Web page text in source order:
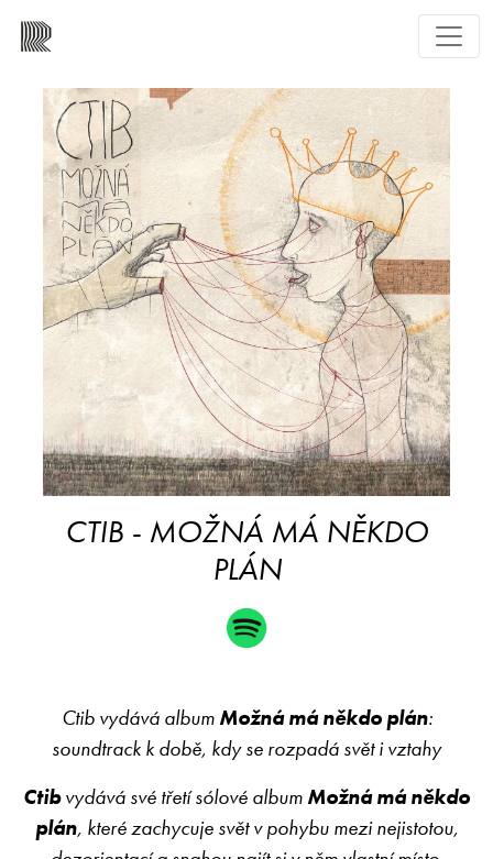
CTIB - MOŽNÁ MÁ NĚKDO
PLÁN
Ctib vydává album Možná má někdo plán:
soundtrack k době, kdy se rozpadá svět i vztahy
Ctibvydává své třetí sólové album Možná má někdo
plán, které zachycuje svět v pohybu mezi nejistotou,